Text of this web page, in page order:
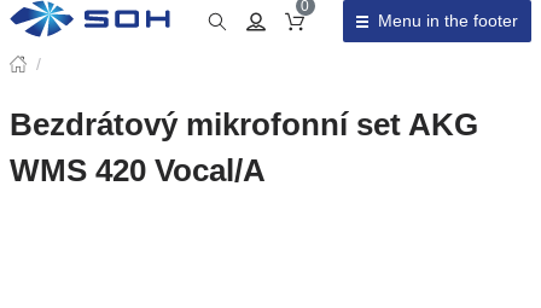
Cart total
0
Menu in the footer
/
Bezdrátový mikrofonní set AKG
WMS 420 Vocal/A